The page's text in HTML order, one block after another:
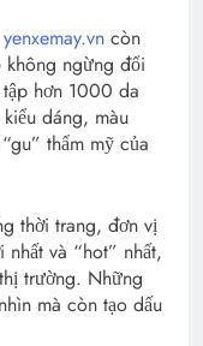
yenxemay.vn còn
không ngừng đổi
hơn 1000 da
dáng, màu
thẩm mỹ của
thời trang, đơn vị
và “hot” nhất,
trường. Những
mà còn tạo dấu